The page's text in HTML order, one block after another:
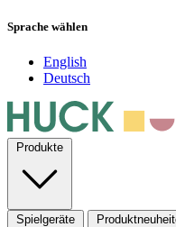
Sprache wählen
English
Deutsch
Produkte
Spielgeräte